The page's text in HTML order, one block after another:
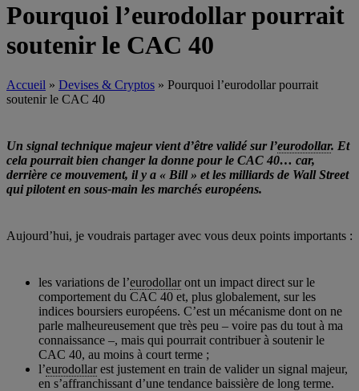
Pourquoi l’eurodollar pourrait
soutenir le CAC 40
Accueil » Devises & Cryptos » Pourquoi l’eurodollar pourrait
soutenir le CAC 40
Un signal technique majeur vient d’être validé sur l’eurodollar. Et
cela pourrait bien changer la donne pour le CAC 40… car,
derrière ce mouvement, il y a « Bill » et les milliards de Wall Street
qui pilotent en sous-main les marchés européens.
Aujourd’hui, je voudrais partager avec vous deux points importants :
les variations de l’eurodollaront un impact direct sur le
comportement du CAC 40 et, plus globalement, sur les
indices boursiers européens. C’est un mécanisme dont on ne
parle malheureusement que très peu – voire pas du tout à ma
connaissance –, mais qui pourrait contribuer à soutenir le
CAC 40, au moins à court terme ;
l’eurodollarest justement en train de valider un signal majeur,
en s’affranchissant d’une tendance baissière de long terme.